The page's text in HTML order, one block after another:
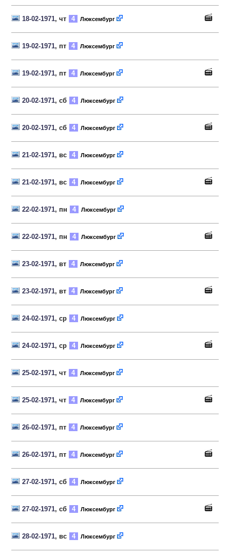
18-02-1971, чт 4 Люксембург
19-02-1971, пт 4 Люксембург
19-02-1971, пт 4 Люксембург
20-02-1971, сб 4 Люксембург
20-02-1971, сб 4 Люксембург
21-02-1971, вс 4 Люксембург
21-02-1971, вс 4 Люксембург
22-02-1971, пн 4 Люксембург
22-02-1971, пн 4 Люксембург
23-02-1971, вт 4 Люксембург
23-02-1971, вт 4 Люксембург
24-02-1971, ср 4 Люксембург
24-02-1971, ср 4 Люксембург
25-02-1971, чт 4 Люксембург
25-02-1971, чт 4 Люксембург
26-02-1971, пт 4 Люксембург
26-02-1971, пт 4 Люксембург
27-02-1971, сб 4 Люксембург
27-02-1971, сб 4 Люксембург
28-02-1971, вс 4 Люксембург